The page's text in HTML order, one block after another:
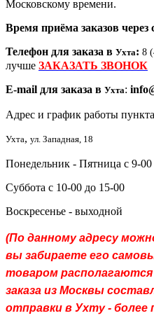
Московскому времени.
Время приёма заказов через
Телефон для заказа в Ухта: 8
лучше ЗАКАЗАТЬ ЗВОНОК
E-mail для заказа в Ухта:
Адрес и график работы
Ухта, ул. Западная, 18
Понедельник - Пятница с 9-00
Суббота с 10-00 до 15-00
Воскресенье - выходной
(По данному адресу
вы забираете его
товаром
заказа из Москвы
отправки в Ухту - более